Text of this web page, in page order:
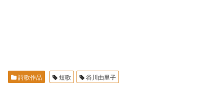
詩歌作品 短歌 谷川由里子